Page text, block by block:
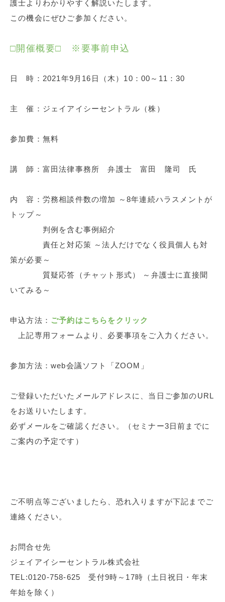
護士よりわかりやすく解説いたします。
この機会にぜひご参加ください。
□開催概要□ ※要事前申込
日 時：2021年9月16日（木）10：00～11：30
主 催：ジェイアイシーセントラル（株）
参加費：無料
講 師：富田法律事務所 弁護士 富田 隆司 氏
内 容：労務相談件数の増加 ～8年連続ハラスメントが
トップ～
判例を含む事例紹介
責任と対応策 ～法人だけでなく役員個人も対
策が必要～
質疑応答（チャット形式） ～弁護士に直接聞
いてみる～
申込方法： ご予約はこちらをクリック
上記専用フォームより、必要事項をご入力ください。
参加方法：web会議ソフト「ZOOM」
ご登録いただいたメールアドレスに、当日ご参加のURL
をお送りいたします。
必ずメールをご確認ください。（セミナー3日前までに
ご案内の予定です）
ご不明点等ございましたら、恐れ入りますが下記までご
連絡ください。
お問合せ先
ジェイアイシーセントラル株式会社
TEL:0120-758-625 受付9時～17時（土日祝日・年末
年始を除く）